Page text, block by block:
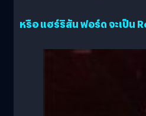
หรือ แฮร์ริสัน ฟอร์ด จะเป็น